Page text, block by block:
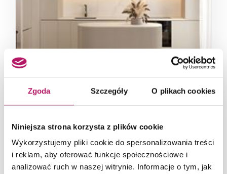
Zgoda Szczegóły O plikach cookies
Niniejsza strona korzysta z plików cookie
Wykorzystujemy pliki cookie do spersonalizowania treści
i reklam, aby oferować funkcje społecznościowe i
analizować ruch w naszej witrynie. Informacje o tym, jak
Kremowa kuchnia z drewnem i reprezentacyjną
wyspą